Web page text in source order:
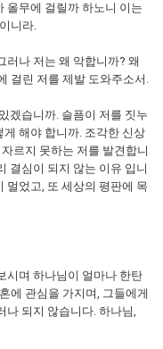
올무에 걸릴까 하노니 이는
니라.
러나 저는 왜 악합니까? 왜
걸린 저를 제발 도와주소서.
겠습니까. 슬픔이 저를 짓누
해야 합니까. 조각한 신상
르지 못하는 저를 발견합니
결심이 되지 않는 이유 입니
멀었고, 또 세상의 평판에 목
시며 하나님이 얼마나 한탄
에 관심을 가지며, 그들에게
나 되지 않습니다. 하나님,